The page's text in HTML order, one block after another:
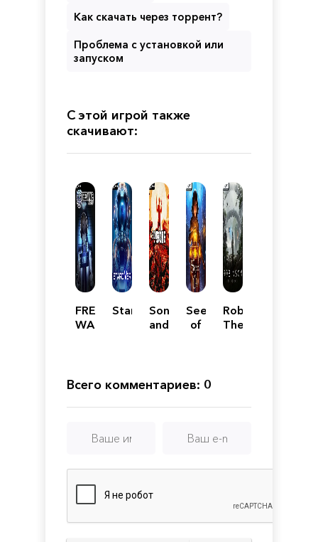
Как скачать через торрент?
Проблема с установкой или
запуском
С этой игрой также
скачивают:
FREEDOM
WARS
Stardiver
Son
and
Seed
of
Robinson:
The
Всего комментариев: 0